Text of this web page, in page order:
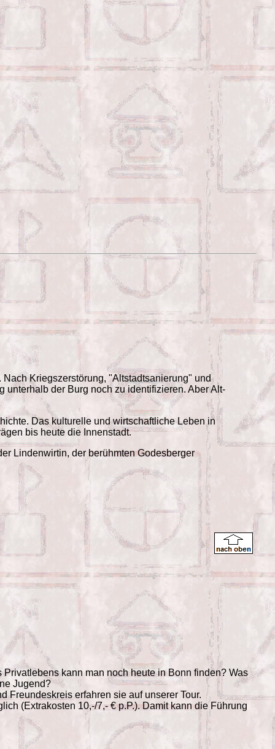
Kriegszerstörung, "Altstadtsanierung" und
unterhalb der Burg noch zu identifizieren. Aber Alt-
Das kulturelle und wirtschaftliche Leben in
bis heute die Innenstadt.
Lindenwirtin, der berühmten Godesberger
kann man noch heute in Bonn finden? Was
Jugend?
Freundeskreis erfahren sie auf unserer Tour.
(Extrakosten 10,-/7,- € p.P.). Damit kann die Führung